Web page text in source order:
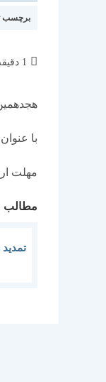
برچسب
زمان
1 دقیقه مطالعه
با
مهلت
مطالب